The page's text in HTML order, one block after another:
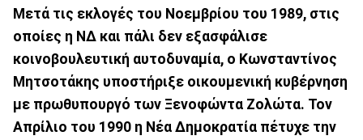
Μετά τις εκλογές του Νοεμβρίου του 1989, στις
οποίες η ΝΔ και πάλι δεν εξασφάλισε
κοινοβουλευτική αυτοδυναμία, ο Κωνσταντίνος
Μητσοτάκης υποστήριξε οικουμενική κυβέρνηση
με πρωθυπουργό των Ξενοφώντα Ζολώτα. Τον
Απρίλιο του 1990 η Νέα Δημοκρατία πέτυχε την